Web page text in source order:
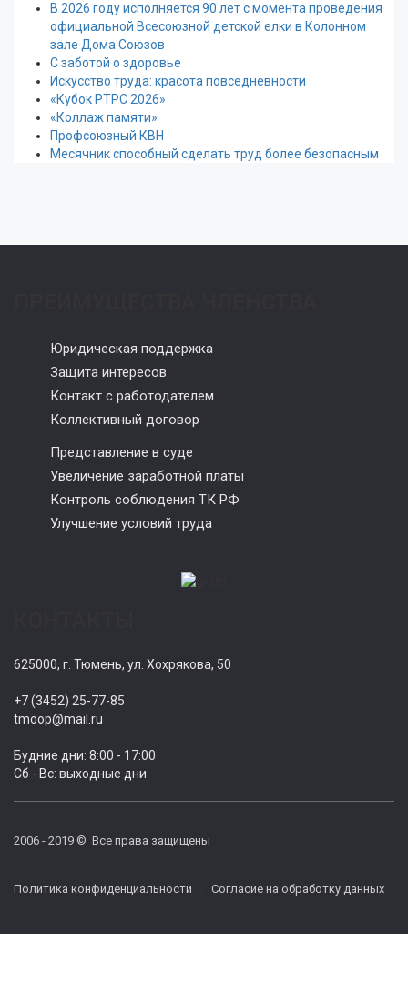
В 2026 году исполняется 90 лет с момента проведения
официальной Всесоюзной детской елки в Колонном
зале Дома Союзов
С заботой о здоровье
Искусство труда: красота повседневности
«Кубок РТРС 2026»
«Коллаж памяти»
Профсоюзный КВН
Месячник способный сделать труд более безопасным
Юридическая поддержка
Защита интересов
Контакт с работодателем
Коллективный договор
Представление в суде
Увеличение заработной платы
Контроль соблюдения ТК РФ
Улучшение условий труда
625000, г. Тюмень, ул. Хохрякова, 50
+7 (3452) 25-77-85
tmoop@mail.ru
Будние дни: 8:00 - 17:00
Сб - Вс: выходные дни
2006 - 2019 © Все права защищены
Политика конфиденциальности Согласие на обработку данных